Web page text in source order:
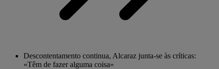
Descontentamento continua, Alcaraz junta-se às críticas:
«Têm de fazer alguma coisa»